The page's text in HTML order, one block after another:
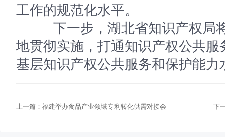
工作的规范化水平。
下一步，湖北省知识产权局
地贯彻实施，打通知识产权公共
基层知识产权公共服务和保护能力
上一篇： 福建举办食品产业领域专利转化供需对接会 下